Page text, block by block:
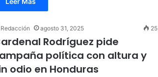
Redacción agosto 31, 2025 25
Rodríguez pide
política con altura y
odio en Honduras